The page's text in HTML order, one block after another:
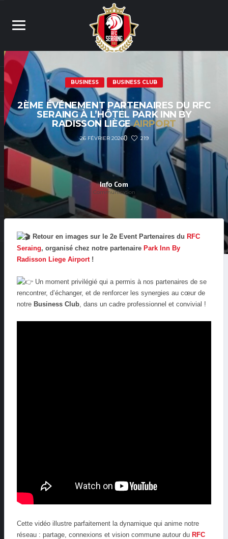
BUSINESS BUSINESS CLUB
2ÈME ÉVÉNEMENT PARTENAIRES DU RFC
SERAING À L’HÔTEL PARK INN BY
RADISSON LIÈGEAIRPORT
26 FÉVRIER 20260 219
Info Com
Communication
Retour en images sur le 2e Event Partenaires du RFC
Seraing, organisé chez notre partenaire Park Inn By
Radisson Liege Airport !
Un moment privilégié qui a permis à nos partenaires de se
rencontrer, d’échanger, et de renforcer les synergies au cœur de
notre Business Club, dans un cadre professionnel et convivial !
Cette vidéo illustre parfaitement la dynamique qui anime notre
réseau : partage, connexions et vision commune autour du RFC